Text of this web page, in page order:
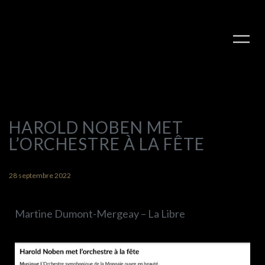
HAROLD NOBEN MET
L’ORCHESTRE À LA FÊTE
28 septembre 2022
Martine Dumont-Mergeay – La Libre